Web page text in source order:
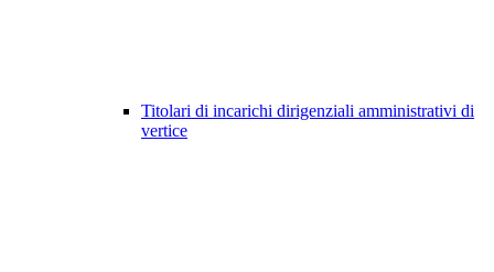
Titolari di incarichi dirigenziali amministrativi di
vertice